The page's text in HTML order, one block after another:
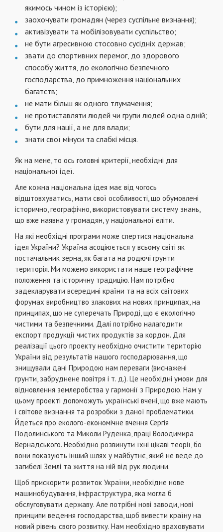
якимось чином iз iсторiєю);
заохочувати громадян (через суспiльне визнання);
активiзувати та мобiлiзовувати суспiльство;
не бути агресивною стосовно сусiднiх держав;
звати до спортивних перемог, до здорового
способу життя, до екологiчно безпечного
господарства, до примноження нацiональних
багатств;
не мати бiльш як одного тлумачення;
не протиставляти людей чи групи людей одна однiй;
бути для нацiї, а не для влади;
знати свої мiнуси та слабкi мiсця.
Як на мене, то ось головнi критерiї, необхiднi для
нацiональної iдеї.
Але кожна нацiональна iдея має вiд чогось
вiдштовхуватись, мати свої особливостi, що обумовленi
iсторично, географiчно, використовувати систему знань,
що вже наявна у громадян, у нацiональної елiти.
На якi необхiднi програми може спертися нацiональна
iдея України? Україна асоцiюється у всьому свiтi як
постачальник зерна, як багата на родючi грунти
територiя. Ми можемо використати наше географiчне
положення та iсторичну традицiю. Нам потрiбно
задекларувати всерединi країни та на всiх свiтових
форумах виробництво злакових на нових принципах, на
принципах, що не суперечать Природi, що є екологiчно
чистими та безпечними. Далi потрiбно налагодити
експорт продукцiї чистих продуктiв за кордон. Для
реалiзацiї цього проекту необхiдно очистити територiю
України вiд результатiв нашого господарювання, що
знищували данi Природою нам переваги (виснаженi
грунти, забруднене повiтря i т. д.). Це необхiднi умови для
вiдновлення землеробства у гармонiї з Природою. Нам у
цьому проектi допоможуть українськi вченi, що вже мають
i свiтове визнання та розробки з даної проблематики.
Йдеться про еколого-економiчне вчення Сергiя
Подолинського та Миколи Руденка, працi Володимира
Вернадського. Необхiдно розвинути їхнi цiкавi теорiї, бо
вони показують iнший шлях у майбутнє, який не веде до
загибелi Землi та життя на нiй вiд рук людини.
Щоб прискорити розвиток України, необхiдне нове
машинобудування, iнфраструктура, яка могла б
обслуговувати державу. Але потрiбнi новi заводи, новi
принципи ведення господарства, щоб вивести країну на
новий рiвень свого розвитку. Нам необхiдно враховувати